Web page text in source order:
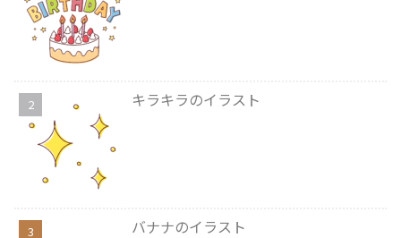
キラキラのイラスト
バナナのイラスト